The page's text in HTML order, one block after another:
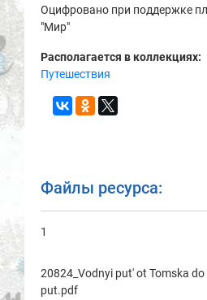
Оцифровано при поддержке
"Мир"
Располагается в коллекциях:
Путешествия
Файлы ресурса:
1
20824_Vodnyi put' ot Tomska
put.pdf